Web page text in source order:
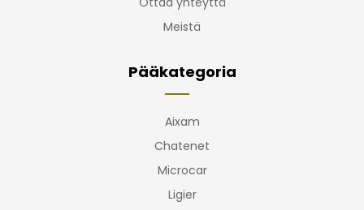
Meistä
Pääkategoria
Aixam
Chatenet
Microcar
Ligier